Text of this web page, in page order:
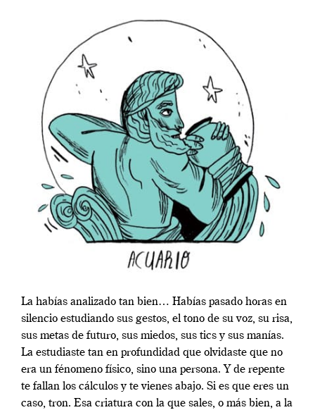
La habías analizado tan bien… Habías pasado horas en
silencio estudiando sus gestos, el tono de su voz, su risa,
sus metas de futuro, sus miedos, sus tics y sus manías.
La estudiaste tan en profundidad que olvidaste que no
era un fénomeno físico, sino una persona. Y de repente
te fallan los cálculos y te vienes abajo. Si es que eres un
caso, tron. Esa criatura con la que sales, o más bien, a la